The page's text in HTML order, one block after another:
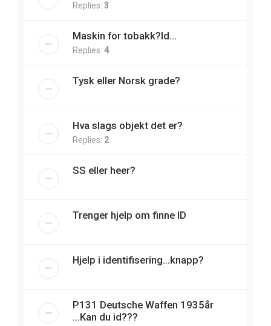
Replies: 3
Maskin for tobakk?Id...
Replies: 4
Tysk eller Norsk grade?
Hva slags objekt det er?
Replies: 2
SS eller heer?
Trenger hjelp om finne ID
Hjelp i identifisering...knapp?
P131 Deutsche Waffen 1935år
...Kan du id???